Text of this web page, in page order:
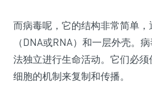
而病毒呢，它的结构非常简单
（DNA或RNA）和一层外壳。
法独立进行生命活动。它们必
细胞的机制来复制和传播。